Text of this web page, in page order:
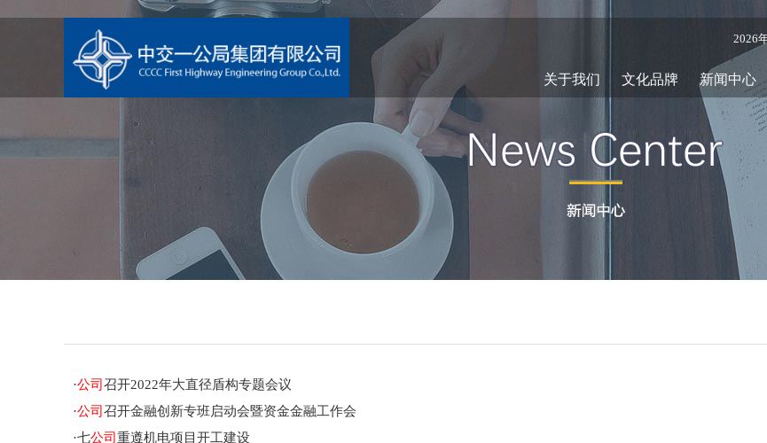
2026
关于我们 文化品牌 新闻中心
·公司 召开2022年大直径盾构专题会议
·公司 召开金融创新专班启动会暨资金金融工作会
·七公司 重遵机电项目开工建设